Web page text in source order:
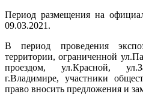
Период размещения на
09.03.2021.
В период проведения
территории, ограниченной
проездом, ул.Красной,
г.Владимире, участники
право вносить предложения и